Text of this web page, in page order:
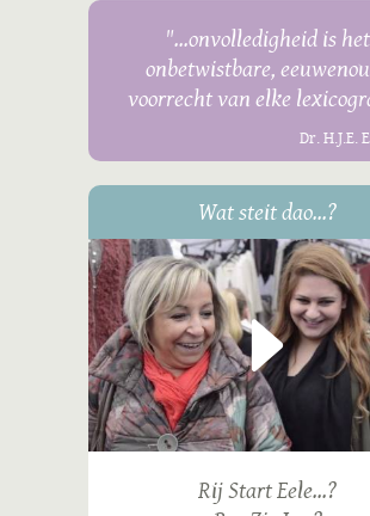
"...onvolledigheid is het
onbetwistbare,
voorrecht van elke
Dr. H.J.E.
Wat steit dao...?
Rij Start Eele...?